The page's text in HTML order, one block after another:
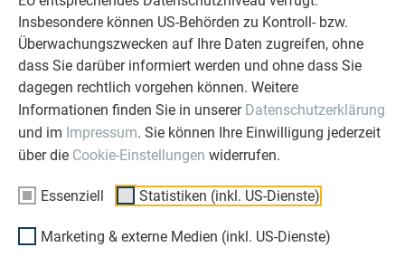
Insbesondere können US-Behörden zu Kontroll- bzw.
Überwachungszwecken auf Ihre Daten zugreifen, ohne
dass Sie darüber informiert werden und ohne dass Sie
dagegen rechtlich vorgehen können. Weitere
Informationen finden Sie in unserer Datenschutzerklärung
und im Impressum. Sie können Ihre Einwilligung jederzeit
über die Cookie-Einstellungen widerrufen.
Essenziell Statistiken (inkl. US-Dienste)
Marketing & externe Medien (inkl. US-Dienste)
von Fensteröffnungen u. v. m. Das Lochmuster RV5/8 bietet
ein homogenes und ansprechendes Design. Die perforierten
Sidings sind mit Endabkantung, aber ausschließlich ohne
Schattenfuge in den Baubreiten 138 x 1,0 mm, 200 x 1,0 mm,
300 x 1,2 mm und 400 x 1,2 mm erhältlich. Die
Mindestbestellmenge je Farbe und Baubreite sind 50 m².
DIE NEUERUNGEN BEIM PASSENDEN
FASSADENZUBEHÖR:
Spezialschrauben für Aluminium und Stahlunterkonstruktion